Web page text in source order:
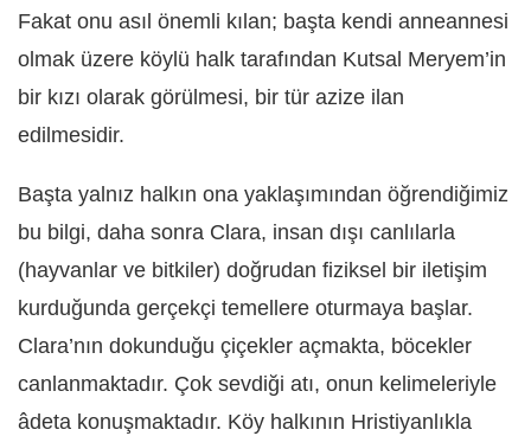
Fakat onu asıl önemli kılan; başta kendi anneannesi
olmak üzere köylü halk tarafından Kutsal Meryem’in
bir kızı olarak görülmesi, bir tür azize ilan
edilmesidir.
Başta yalnız halkın ona yaklaşımından öğrendiğimiz
bu bilgi, daha sonra Clara, insan dışı canlılarla
(hayvanlar ve bitkiler) doğrudan fiziksel bir iletişim
kurduğunda gerçekçi temellere oturmaya başlar.
Clara’nın dokunduğu çiçekler açmakta, böcekler
canlanmaktadır. Çok sevdiği atı, onun kelimeleriyle
âdeta konuşmaktadır. Köy halkının Hristiyanlıkla